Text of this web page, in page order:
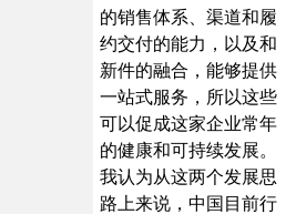
的销售体系、渠道和履
约交付的能力，以及和
新件的融合，能够提供
一站式服务，所以这些
可以促成这家企业常年
的健康和可持续发展。
我认为从这两个发展思
路上来说，中国目前行